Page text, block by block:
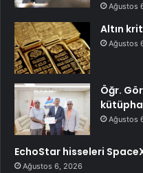
Ağustos
Altın
Ağustos
Öğr.
Ağustos
EchoStar hisseleri
Ağustos 6, 2026